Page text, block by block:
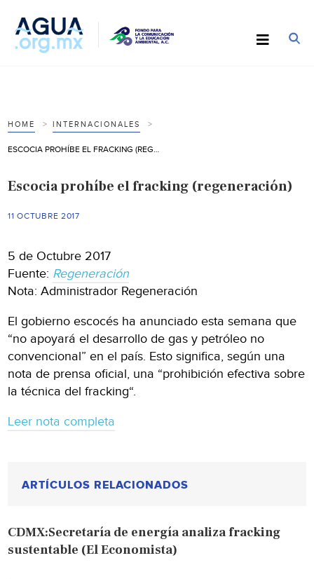
HOME INTERNACIONALES
Escocia prohíbe el fracking (regeneración)
11 OCTUBRE 2017
5 de Octubre 2017
Fuente: Regeneración
Nota: Administrador Regeneración
El gobierno escocés ha anunciado esta semana que
“no apoyará el desarrollo de gas y petróleo no
convencional” en el país. Esto significa, según una
nota de prensa oficial, una “prohibición efectiva sobre
la técnica del fracking“.
Leer nota completa
ARTÍCULOS RELACIONADOS
CDMX:Secretaría de energía analiza fracking
sustentable (El Economista)